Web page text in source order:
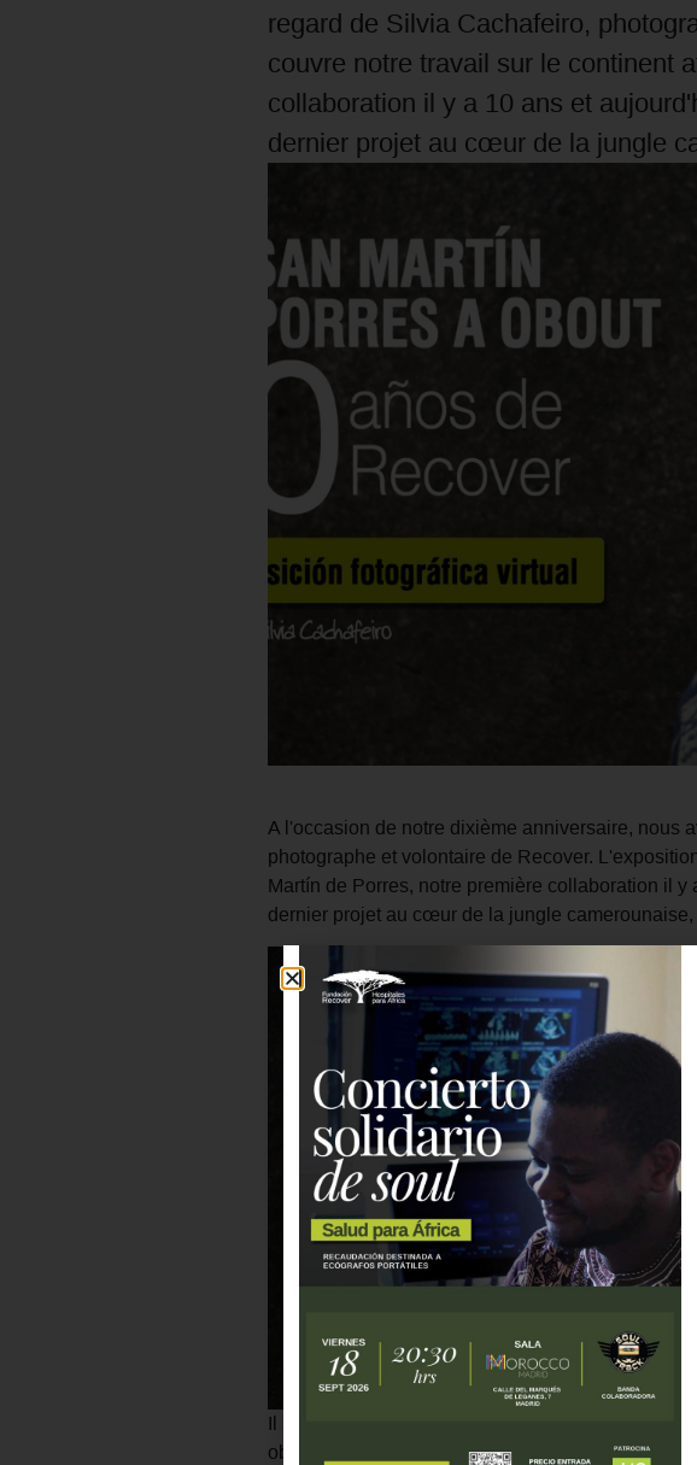
regard de Silvia Cachafeiro,
couvre notre travail sur le continent
collaboration il y a 10 ans et
dernier projet au cœur de la jungle
A l'occasion de notre dixième anniversaire, nous
photographe et volontaire de Recover.
Martín de Porres, notre première collaboration il
dernier projet au cœur de la jungle
Il s'agit d'un petit échantillon de l'exposition qui,
obtenus grâce aux photographies iront au petit